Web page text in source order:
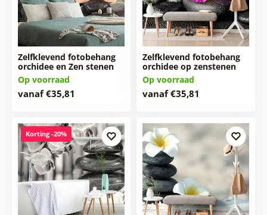
Zelfklevend fotobehang
orchidee en Zen stenen
Op voorraad
vanaf €35,81
Zelfklevend fotobehang
orchidee op zenstenen
Op voorraad
vanaf €35,81
Korting -20%